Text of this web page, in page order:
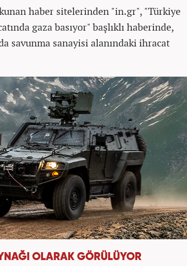
haber sitelerinden "in.gr", "Türkiye
gaza basıyor" başlıklı haberinde,
savunma sanayisi alanındaki ihracat
OLARAK GÖRÜLÜYOR